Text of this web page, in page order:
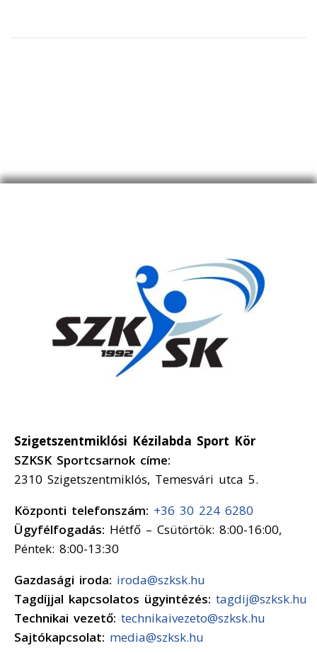
Szigetszentmiklósi Kézilabda Sport Kör
SZKSK Sportcsarnok címe:
2310 Szigetszentmiklós, Temesvári utca 5.
Központi telefonszám: +36 30 224 6280
Ügyfélfogadás: Hétfő – Csütörtök: 8:00-16:00,
Péntek: 8:00-13:30
Gazdasági iroda: iroda@szksk.hu
Tagdíjjal kapcsolatos ügyintézés: tagdij@szksk.hu
Technikai vezető: technikaivezeto@szksk.hu
Sajtókapcsolat: media@szksk.hu